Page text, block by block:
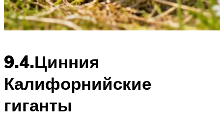
9.4.Цинния
Калифорнийские
гиганты